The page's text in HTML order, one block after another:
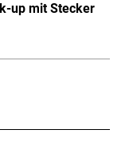
up mit Stecker